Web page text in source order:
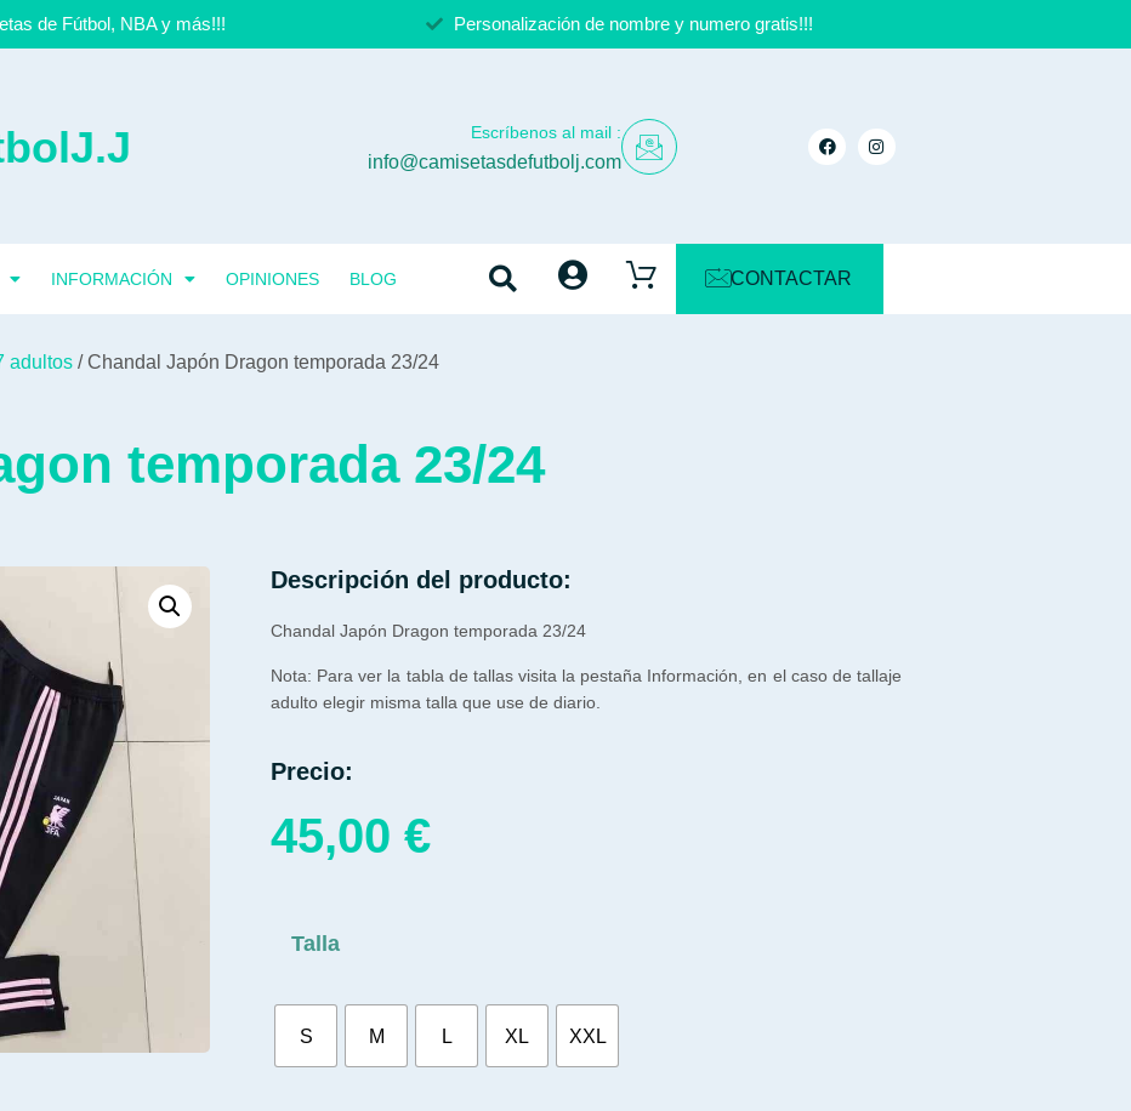
de Fútbol, NBA y más!!! Personalización de nombre y numero gratis!!!
Escríbenos al mail :
info@camisetasdefutbolj.com
INFORMACIÓN OPINIONES BLOG CONTACTAR
adultos / Chandal Japón Dragon temporada 23/24
temporada 23/24
Descripción del producto:
Chandal Japón Dragon temporada 23/24
Nota: Para ver la tabla de tallas visita la pestaña Información, en el caso de tallaje
adulto elegir misma talla que use de diario.
Precio:
45,00 €
Talla
S M L XL XXL